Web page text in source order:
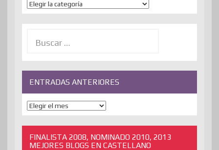
Temas
ENTRADAS ANTERIORES
ENTRADAS
ANTERIORES
FINALISTA 2008, NOMINADO 2010, 2013
MEJORES BLOGS EN CASTELLANO